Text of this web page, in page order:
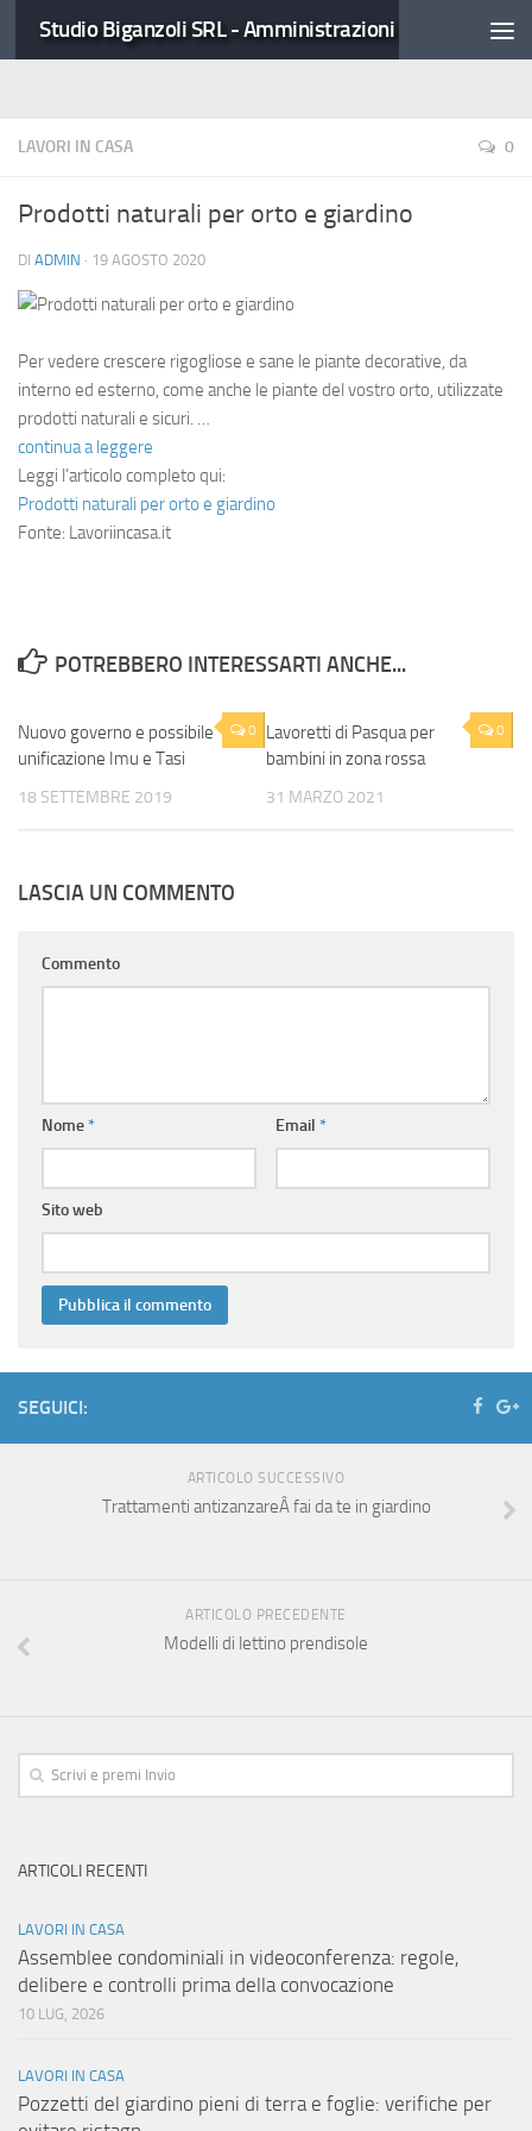
LAVORI IN CASA 0
Prodotti naturali per orto e giardino
DI ADMIN · 19 AGOSTO 2020
Per vedere crescere rigogliose e sane le piante decorative, da
interno ed esterno, come anche le piante del vostro orto, utilizzate
prodotti naturali e sicuri. …
continua a leggere
Leggi l’articolo completo qui:
Prodotti naturali per orto e giardino
Fonte: Lavoriincasa.it
POTREBBERO INTERESSARTI ANCHE...
0
Nuovo governo e possibile
unificazione Imu e Tasi
18 SETTEMBRE 2019
0
Lavoretti di Pasqua per
bambini in zona rossa
31 MARZO 2021
LASCIA UN COMMENTO
Commento
Nome* Email *
Sito web
SEGUICI:
ARTICOLO SUCCESSIVO
Trattamenti antizanzareÂ fai da te in giardino
ARTICOLO PRECEDENTE
Modelli di lettino prendisole
ARTICOLI RECENTI
LAVORI IN CASA
Assemblee condominiali in videoconferenza: regole,
delibere e controlli prima della convocazione
10 LUG, 2026
LAVORI IN CASA
Pozzetti del giardino pieni di terra e foglie: verifiche per